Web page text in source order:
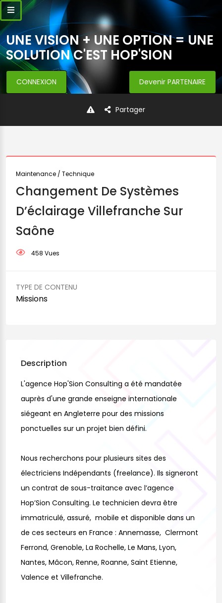
UNE VISION + UNE OPTION = UNE
SOLUTION C'EST HOP'SION
CONNEXION Devenir PARTENAIRE
Partager
Maintenance / Technique
Changement De Systèmes
D’éclairage Villefranche Sur
Saône
458 Vues
TYPE DE CONTENU
Missions
Description
L'agence Hop'Sion Consulting a été mandatée
auprès d'une grande enseigne internationale
siégeant en Angleterre pour des missions
ponctuelles sur un projet bien défini.
Nous recherchons pour plusieurs sites des
électriciens Indépendants (freelance). Ils signeront
un contrat de sous-traitance avec l’agence
Hop’Sion Consulting. Le technicien devra être
immatriculé, assuré, mobile et disponible dans un
de ces secteurs en France : Annemasse, Clermont
Ferrond, Grenoble, La Rochelle, Le Mans, Lyon,
Nantes, Mâcon, Renne, Roanne, Saint Etienne,
Valence et Villefranche.